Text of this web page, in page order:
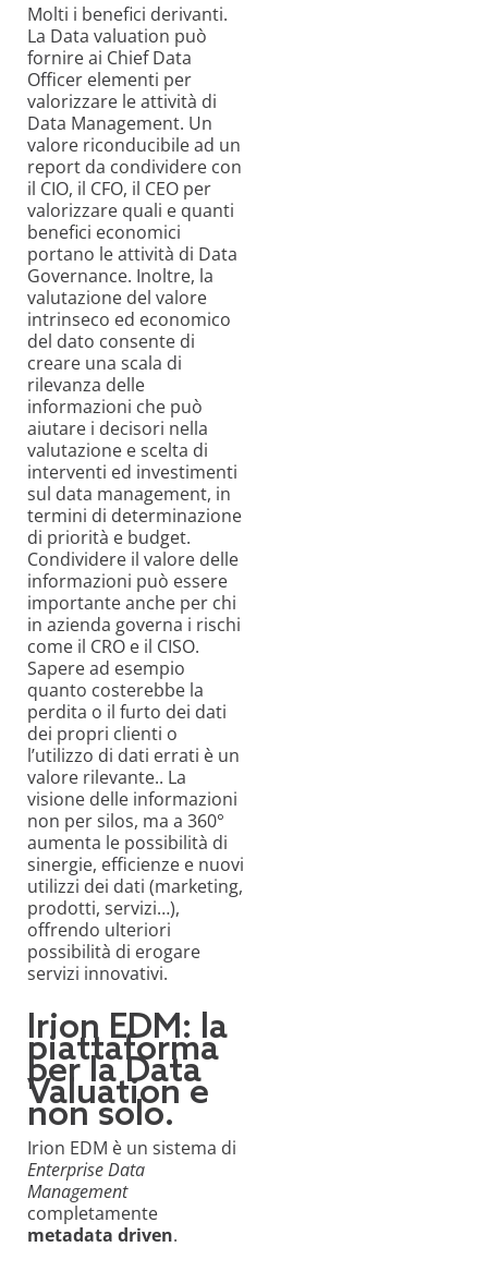
Molti i benefici derivanti.
La Data valuation può
fornire ai Chief Data
Officer elementi per
valorizzare le attività di
Data Management. Un
valore riconducibile ad un
report da condividere con
il CIO, il CFO, il CEO per
valorizzare quali e quanti
benefici economici
portano le attività di Data
Governance. Inoltre, la
valutazione del valore
intrinseco ed economico
del dato consente di
creare una scala di
rilevanza delle
informazioni che può
aiutare i decisori nella
valutazione e scelta di
interventi ed investimenti
sul data management, in
termini di determinazione
di priorità e budget.
Condividere il valore delle
informazioni può essere
importante anche per chi
in azienda governa i rischi
come il CRO e il CISO.
Sapere ad esempio
quanto costerebbe la
perdita o il furto dei dati
dei propri clienti o
l’utilizzo di dati errati è un
valore rilevante.. La
visione delle informazioni
non per silos, ma a 360°
aumenta le possibilità di
sinergie, efficienze e nuovi
utilizzi dei dati (marketing,
prodotti, servizi…),
offrendo ulteriori
possibilità di erogare
servizi innovativi.
Irion EDM: la
piattaforma
per la Data
Valuation e
non solo.
Irion EDM è un sistema di
Enterprise Data
Management
completamente
metadata driven.